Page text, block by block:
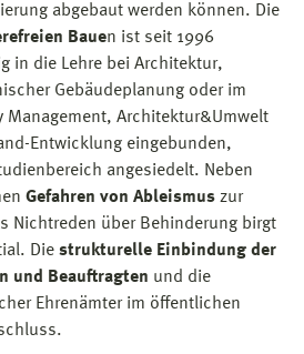
abgebaut werden können. Die
Bauen ist seit 1996
in die Lehre bei Architektur,
Gebäudeplanung oder im
Management, Architektur&Umwelt
Entwicklung eingebunden,
angesiedelt. Neben
Gefahren von Ableismus zur
Nichtreden über Behinderung birgt
Die strukturelle Einbindung der
und Beauftragten und die
Ehrenämter im öffentlichen